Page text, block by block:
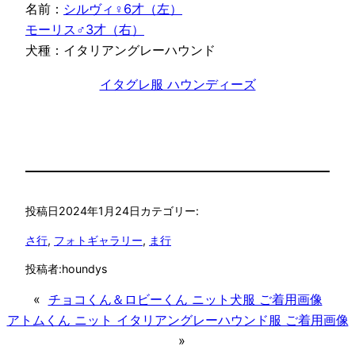
名前： シルヴィ♀6才（左）
モーリス♂3才（右）
犬種：イタリアングレーハウンド
イタグレ服 ハウンディーズ
投稿日2024年1月24日カテゴリー:
さ行, フォトギャラリー, ま行
投稿者:houndys
« チョコくん＆ロビーくん ニット犬服 ご着用画像
アトムくん ニット イタリアングレーハウンド服 ご着用画像
»